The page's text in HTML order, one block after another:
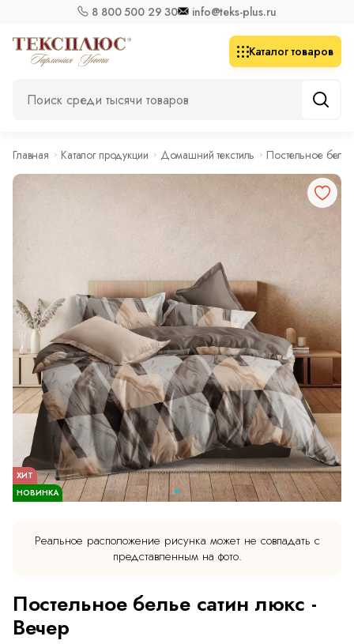
8 800 500 29 30 info@teks-plus.ru
Каталог товаров
Главная Каталог продукции Домашний текстиль Постельное белье
ХИТ
НОВИНКА
Реальное расположение рисунка может не совпадать с
представленным на фото.
Постельное белье сатин люкс -
Вечер